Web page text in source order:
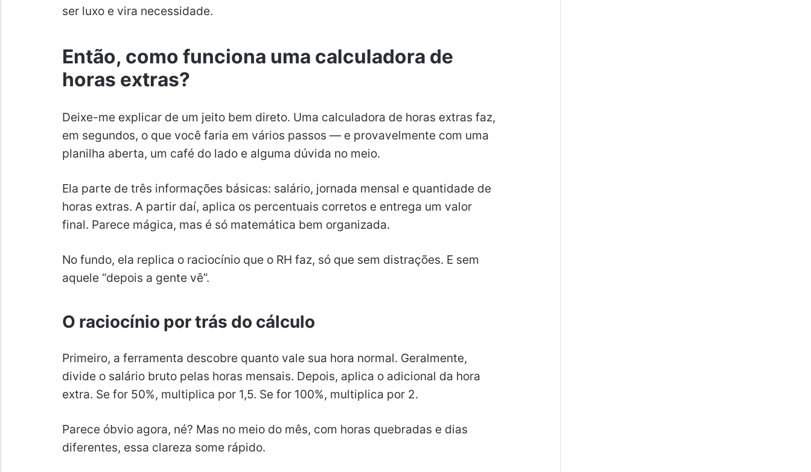
ser luxo e vira necessidade.
Então, como funciona uma calculadora de
horas extras?
Deixe-me explicar de um jeito bem direto. Uma calculadora de horas extras faz,
em segundos, o que você faria em vários passos — e provavelmente com uma
planilha aberta, um café do lado e alguma dúvida no meio.
Ela parte de três informações básicas: salário, jornada mensal e quantidade de
horas extras. A partir daí, aplica os percentuais corretos e entrega um valor
final. Parece mágica, mas é só matemática bem organizada.
No fundo, ela replica o raciocínio que o RH faz, só que sem distrações. E sem
aquele “depois a gente vê”.
O raciocínio por trás do cálculo
Primeiro, a ferramenta descobre quanto vale sua hora normal. Geralmente,
divide o salário bruto pelas horas mensais. Depois, aplica o adicional da hora
extra. Se for 50%, multiplica por 1,5. Se for 100%, multiplica por 2.
Parece óbvio agora, né? Mas no meio do mês, com horas quebradas e dias
diferentes, essa clareza some rápido.